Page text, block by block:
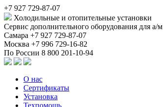
+7 927 729-87-07
Холодильные и отопительные установки
Сервис дополнительного оборудования для а/м
Самара +7 927 729-87-07
Москва +7 996 729-16-82
По России 8 800 201-10-94
О нас
Сертификаты
Установка
Техпомощь